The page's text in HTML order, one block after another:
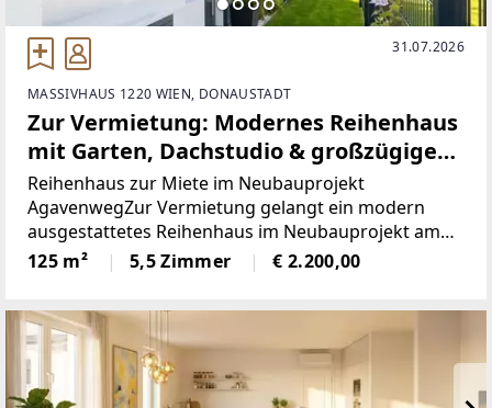
31.07.2026
MASSIVHAUS 1220 WIEN, DONAUSTADT
Zur Vermietung: Modernes Reihenhaus
mit Garten, Dachstudio & großzügigem
Keller in ruhiger Lage in Wien 1220
Reihenhaus zur Miete im Neubauprojekt
AgavenwegZur Vermietung gelangt ein modern
ausgestattetes Reihenhaus im Neubauprojekt am
Agavenweg im 22. Wiener Gemeindebezirk. Das
Projekt umfasst insgesamt 15 Häuser und
125 m² 5,5 Zimmer € 2.200,00